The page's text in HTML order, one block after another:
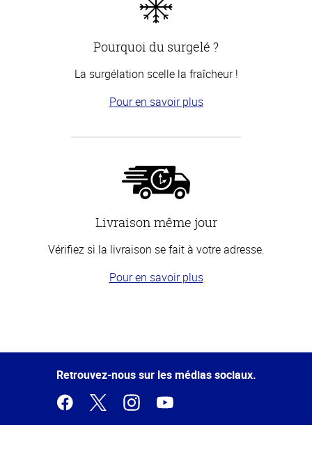
Pourquoi du surgelé ?
La surgélation scelle la fraîcheur !
Pour en savoir plus
Livraison même jour
Vérifiez si la livraison se fait à votre adresse.
Pour en savoir plus
de la
Retrouvez-nous sur les médias sociaux.